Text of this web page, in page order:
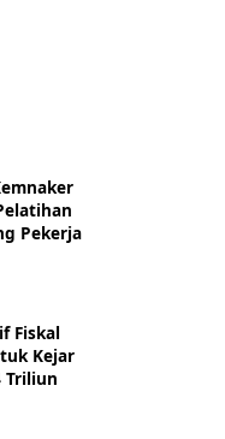
Pekerja
Fiskal
Kejar
Triliun